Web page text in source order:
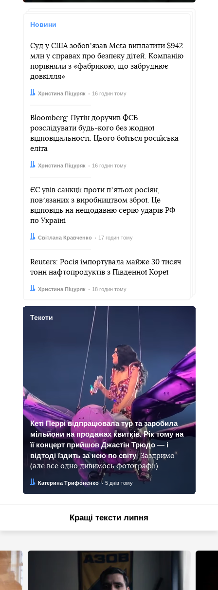
Новини
Суд у США зобовʼязав Meta виплатити $942
млн у справах про безпеку дітей. Компанію
порівняли з «фабрикою, що забруднює
довкілля»
Автор:
Христина Піцуряк
Дата: 16 годин тому
Bloomberg: Путін доручив ФСБ
розслідувати будь-кого без жодної
відповідальності. Цього боїться російська
еліта
Автор:
Христина Піцуряк
Дата: 16 годин тому
ЄС увів санкції проти пʼятьох росіян,
повʼязаних з виробництвом зброї. Це
відповідь на нещодавню серію ударів РФ
по Україні
Автор:
Світлана Кравченко
Дата: 17 годин тому
Reuters: Росія імпортувала майже 30 тисяч
тонн нафтопродуктів з Південної Кореї
Автор:
Христина Піцуряк
Дата: 18 годин тому
Тексти
Кеті Перрі відпрацювала тур та заробила
мільйони на продажах квитків. Рік тому на
її концерт прийшов Джастін Трюдо — і
відтоді їздить за нею по світу. Заздримо
(але все одно дивимось фотографії)
Автор:Катерина Трифоненко
Дата: 5 днів тому
Кращі тексти липня